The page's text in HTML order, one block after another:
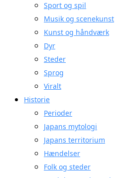
Sport og spil
Musik og scenekunst
Kunst og håndværk
Dyr
Steder
Sprog
Viralt
Historie
Perioder
Japans mytologi
Japans territorium
Hændelser
Folk og steder